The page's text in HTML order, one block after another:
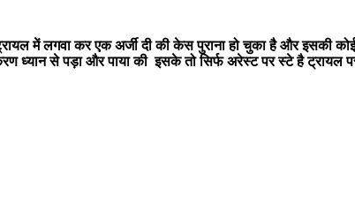
में लगवा कर एक अर्जी दी की केस पुराना हो चुका है और इसकी
ध्यान से पड़ा और पाया की इसके तो सिर्फ अरेस्ट पर स्टे है